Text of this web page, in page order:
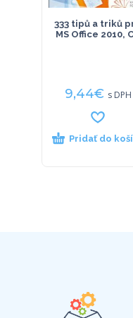
333 tipů a triků
MS Office 2010,
9,44€ s DPH
Pridať do